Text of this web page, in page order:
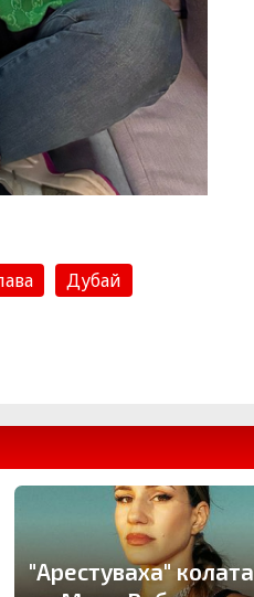
Дубай
"Арестуваха" колата